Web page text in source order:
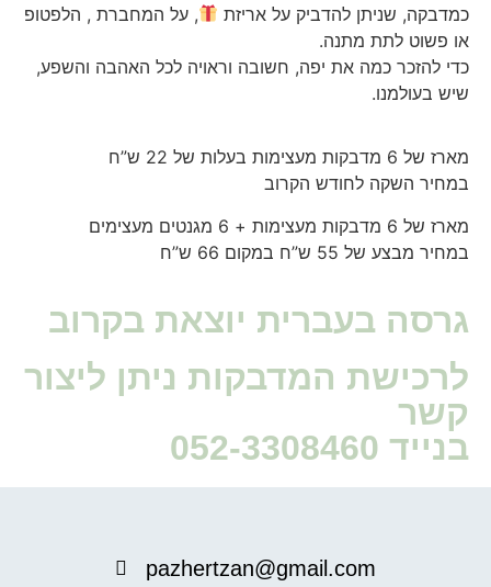
כמדבקה, שניתן להדביק על אריזת
, על המחברת , הלפטופ
או פשוט לתת מתנה.
כדי להזכר כמה את יפה, חשובה וראויה לכל האהבה והשפע,
שיש בעולמנו.
מארז של 6 מדבקות מעצימות בעלות של 22 ש”ח
במחיר השקה לחודש הקרוב
מארז של 6 מדבקות מעצימות + 6 מגנטים מעצימים
במחיר מבצע של 55 ש”ח במקום 66 ש”ח
גרסה בעברית יוצאת בקרוב
לרכישת המדבקות ניתן ליצור
קשר
בנייד 052-3308460
pazhertzan@gmail.com